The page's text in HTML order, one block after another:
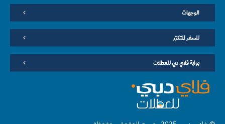
الوجهات
للسفر المتكرّر
بوابة فلاي دبي للعطلات